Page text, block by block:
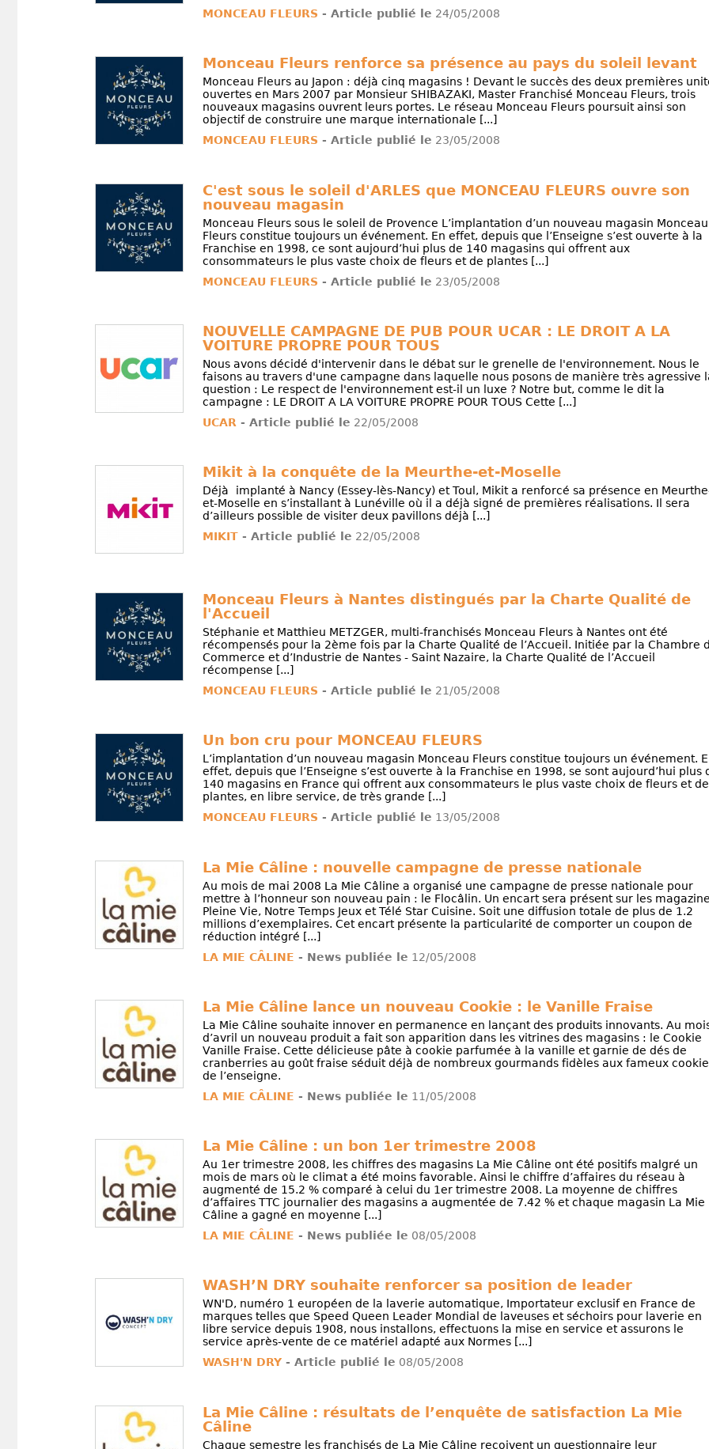
MONCEAU FLEURS - Article publié le 24/05/2008
Monceau Fleurs renforce sa présence au pays du soleil levant
Monceau Fleurs au Japon : déjà cinq magasins ! Devant le succès des deux premières
ouvertes en Mars 2007 par Monsieur SHIBAZAKI, Master Franchisé Monceau Fleurs, trois
nouveaux magasins ouvrent leurs portes. Le réseau Monceau Fleurs poursuit ainsi son
objectif de construire une marque internationale [...]
MONCEAU FLEURS - Article publié le 23/05/2008
C'est sous le soleil d'ARLES que MONCEAU FLEURS ouvre son
nouveau magasin
Monceau Fleurs sous le soleil de Provence L’implantation d’un nouveau magasin Monceau
Fleurs constitue toujours un événement. En effet, depuis que l’Enseigne s’est ouverte à la
Franchise en 1998, ce sont aujourd’hui plus de 140 magasins qui offrent aux
consommateurs le plus vaste choix de fleurs et de plantes [...]
MONCEAU FLEURS - Article publié le 23/05/2008
NOUVELLE CAMPAGNE DE PUB POUR UCAR : LE DROIT A LA
VOITURE PROPRE POUR TOUS
Nous avons décidé d'intervenir dans le débat sur le grenelle de l'environnement. Nous le
faisons au travers d'une campagne dans laquelle nous posons de manière très agressive
question : Le respect de l'environnement est-il un luxe ? Notre but, comme le dit la
campagne : LE DROIT A LA VOITURE PROPRE POUR TOUS Cette [...]
UCAR - Article publié le 22/05/2008
Mikit à la conquête de la Meurthe-et-Moselle
Déjà implanté à Nancy (Essey-lès-Nancy) et Toul, Mikit a renforcé sa présence en
et-Moselle en s’installant à Lunéville où il a déjà signé de premières réalisations. Il sera
d’ailleurs possible de visiter deux pavillons déjà [...]
MIKIT - Article publié le 22/05/2008
Monceau Fleurs à Nantes distingués par la Charte Qualité de
l'Accueil
Stéphanie et Matthieu METZGER, multi-franchisés Monceau Fleurs à Nantes ont été
récompensés pour la 2ème fois par la Charte Qualité de l’Accueil. Initiée par la Chambre
Commerce et d’Industrie de Nantes - Saint Nazaire, la Charte Qualité de l’Accueil
récompense [...]
MONCEAU FLEURS - Article publié le 21/05/2008
Un bon cru pour MONCEAU FLEURS
L’implantation d’un nouveau magasin Monceau Fleurs constitue toujours un événement.
effet, depuis que l’Enseigne s’est ouverte à la Franchise en 1998, se sont aujourd’hui plus
140 magasins en France qui offrent aux consommateurs le plus vaste choix de fleurs et de
plantes, en libre service, de très grande [...]
MONCEAU FLEURS - Article publié le 13/05/2008
La Mie Câline : nouvelle campagne de presse nationale
Au mois de mai 2008 La Mie Câline a organisé une campagne de presse nationale pour
mettre à l’honneur son nouveau pain : le Flocâlin. Un encart sera présent sur les
Pleine Vie, Notre Temps Jeux et Télé Star Cuisine. Soit une diffusion totale de plus de 1.2
millions d’exemplaires. Cet encart présente la particularité de comporter un coupon de
réduction intégré [...]
LA MIE CÂLINE - News publiée le 12/05/2008
La Mie Câline lance un nouveau Cookie : le Vanille Fraise
La Mie Câline souhaite innover en permanence en lançant des produits innovants. Au
d’avril un nouveau produit a fait son apparition dans les vitrines des magasins : le Cookie
Vanille Fraise. Cette délicieuse pâte à cookie parfumée à la vanille et garnie de dés de
cranberries au goût fraise séduit déjà de nombreux gourmands fidèles aux fameux
de l’enseigne.
LA MIE CÂLINE - News publiée le 11/05/2008
La Mie Câline : un bon 1er trimestre 2008
Au 1er trimestre 2008, les chiffres des magasins La Mie Câline ont été positifs malgré un
mois de mars où le climat a été moins favorable. Ainsi le chiffre d’affaires du réseau à
augmenté de 15.2 % comparé à celui du 1er trimestre 2008. La moyenne de chiffres
d’affaires TTC journalier des magasins a augmentée de 7.42 % et chaque magasin La Mie
Câline a gagné en moyenne [...]
LA MIE CÂLINE - News publiée le 08/05/2008
WASH’N DRY souhaite renforcer sa position de leader
WN'D, numéro 1 européen de la laverie automatique, Importateur exclusif en France de
marques telles que Speed Queen Leader Mondial de laveuses et séchoirs pour laverie en
libre service depuis 1908, nous installons, effectuons la mise en service et assurons le
service après-vente de ce matériel adapté aux Normes [...]
WASH'N DRY - Article publié le 08/05/2008
La Mie Câline : résultats de l’enquête de satisfaction La Mie
Câline
Chaque semestre les franchisés de La Mie Câline reçoivent un questionnaire leur